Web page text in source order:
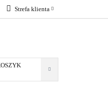
Strefa klienta
Dodaj zgłoszenie
Zgody cookies